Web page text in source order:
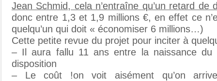
Jean Schmid, cela n’entraîne qu’un retard
donc entre 1,3 et 1,9 millions €, en effet ce
quelqu’un qui doit « économiser 6 millions…)
Cette petite revue du projet pour inciter à
– Il aura fallu 11 ans entre la naissance
disposition
– Le coût !on voit aisément qu’on